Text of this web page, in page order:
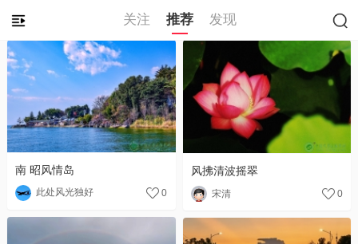
关注 推荐 发现
南 昭风情岛
此处风光独好 0
风拂清波摇翠
宋清 0